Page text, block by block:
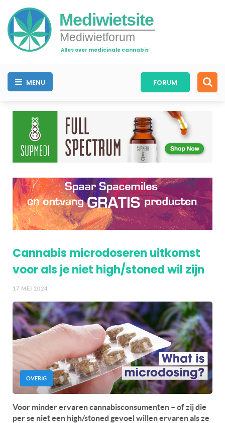
Mediwietsite
Mediwietforum
Alles over medicinale cannabis
MENU FORUM
Cannabis microdoseren uitkomst
voor als je niet high/stoned wil zijn
17 MEI 2024
OVERIG
Voor minder ervaren cannabisconsumenten – of zij die
per se niet een high/stoned gevoel willen ervaren als ze